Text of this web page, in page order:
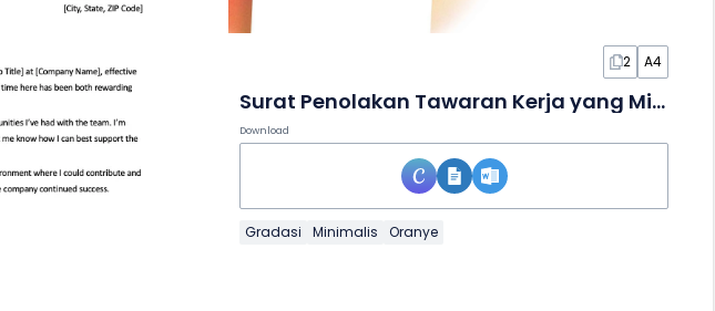
2 A4
Surat Penolakan Tawaran Kerja yang Minimalis dalam Dokumen
Download
Gradasi Minimalis Oranye